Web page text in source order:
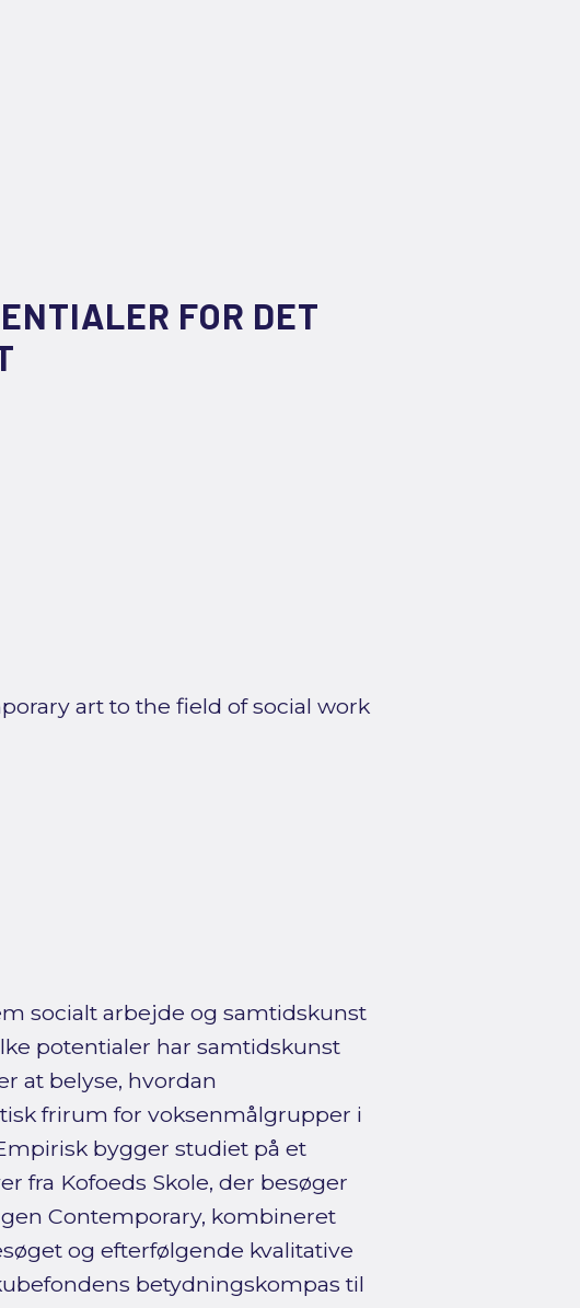
FOR DET
art to the field of social work
socialt arbejde og samtidskunst
potentialer har samtidskunst
at belyse, hvordan
frirum for voksenmålgrupper i
bygger studiet på et
fra Kofoeds Skole, der besøger
Contemporary, kombineret
og efterfølgende kvalitative
betydningskompas til